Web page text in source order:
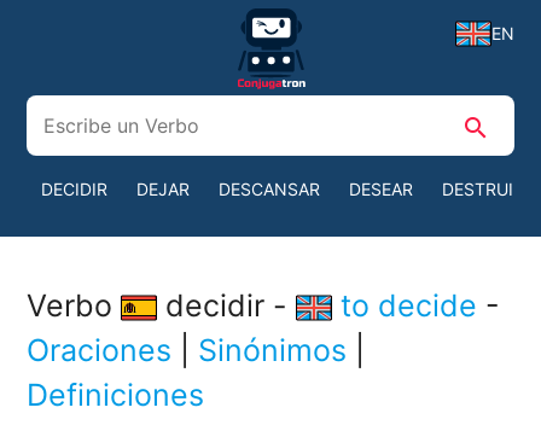
EN
search
DECIDIR DEJAR DESCANSAR DESEAR DESTRUIR
Verbo decidir - to decide -
Oraciones
Sinónimos
Definiciones